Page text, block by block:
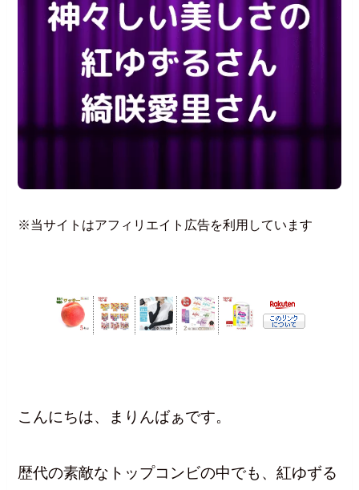
※当サイトはアフィリエイト広告を利用しています
こんにちは、まりんばぁです。
歴代の素敵なトップコンビの中でも、紅ゆずる